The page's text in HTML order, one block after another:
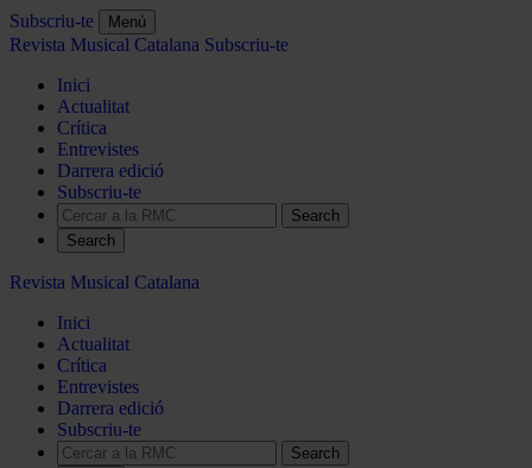
Subscriu-te Menú
Revista Musical Catalana Subscriu-te
Inici
Actualitat
Crítica
Entrevistes
Darrera edició
Subscriu-te
Search
Revista Musical Catalana
Inici
Actualitat
Crítica
Entrevistes
Darrera edició
Subscriu-te